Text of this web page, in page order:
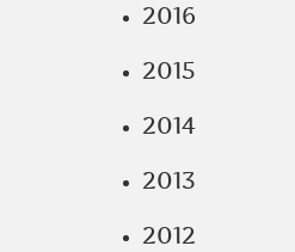
2016
2015
2014
2013
2012